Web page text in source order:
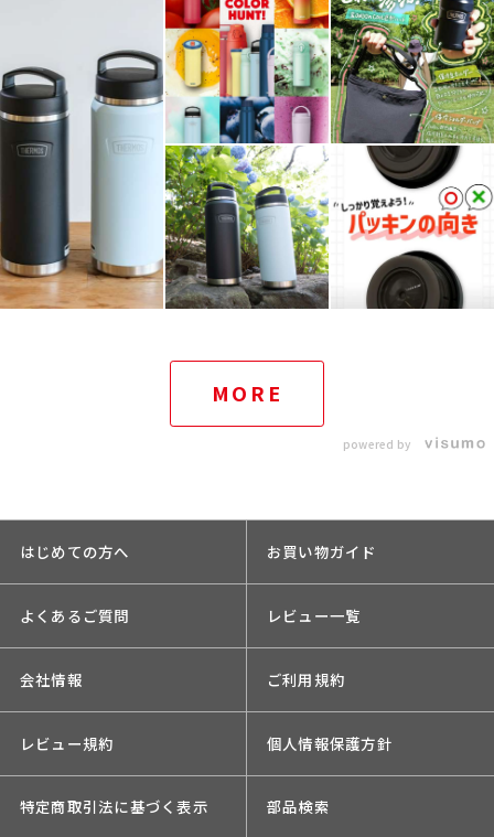
MORE
powered by
はじめての方へ お買い物ガイド
よくあるご質問 レビュー一覧
会社情報 ご利用規約
レビュー規約 個人情報保護方針
特定商取引法に基づく表示 部品検索